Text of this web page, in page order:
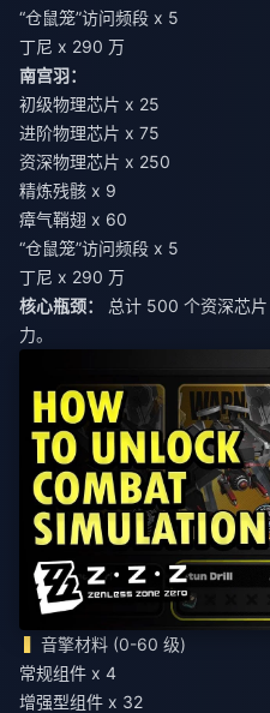
“仓鼠笼”访问频段 x 5
丁尼 x 290 万
南宫羽：
初级物理芯片 x 25
进阶物理芯片 x 75
资深物理芯片 x 250
精炼残骸 x 9
瘴气鞘翅 x 60
“仓鼠笼”访问频段 x 5
丁尼 x 290 万
核心瓶颈：
总计 500 个资深芯
力。
音擎材料 (0-60 级)
常规组件 x 4
增强型组件 x 32